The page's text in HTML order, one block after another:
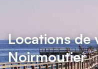
Locations de
Noirmoutier